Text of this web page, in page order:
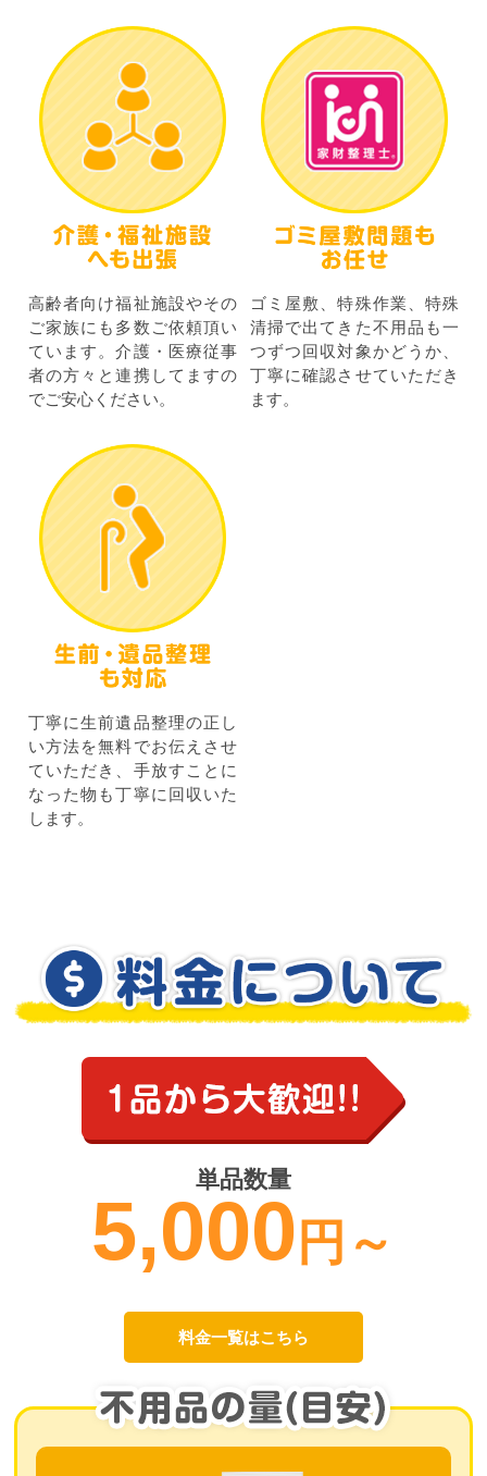
高齢者向け福祉施設やその
ご家族にも多数ご依頼頂い
ています。介護・医療従事
者の方々と連携してますの
でご安心ください。
ゴミ屋敷、特殊作業、特殊
清掃で出てきた不用品も一
つずつ回収対象かどうか、
丁寧に確認させていただき
ます。
丁寧に生前遺品整理の正し
い方法を無料でお伝えさせ
ていただき、手放すことに
なった物も丁寧に回収いた
します。
単品数量
5,000 円～
料金一覧はこちら